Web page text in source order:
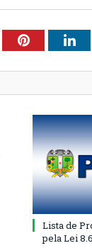
Pinterest
Lista de
pela Lei